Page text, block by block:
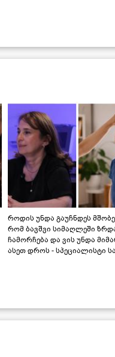
როდის უნდა გაუჩნდეს
რომ ბავშვი სიმაღლეში
ჩამორჩება და ვის უნდა
ასეთ დროს - სპეციალისტი